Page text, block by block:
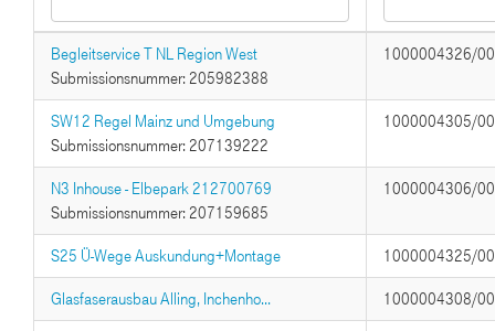
Begleitservice T NL Region West
Submissionsnummer: 205982388
1000004326/
SW12 Regel Mainz und Umgebung
Submissionsnummer: 207139222
1000004305/
N3 Inhouse - Elbepark 212700769
Submissionsnummer: 207159685
1000004306/
S25 Ü-Wege Auskundung+Montage 1000004325/
Glasfaserausbau Alling, Inchenho... 1000004308/